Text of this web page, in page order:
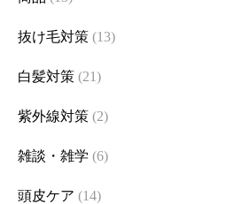
抜け毛対策 (13)
白髪対策 (21)
紫外線対策 (2)
雑談・雑学 (6)
頭皮ケア (14)